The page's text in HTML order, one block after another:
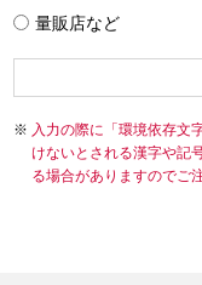
量販店など
入力の際に「環境依存文
けないとされる漢字や記
る場合がありますのでご